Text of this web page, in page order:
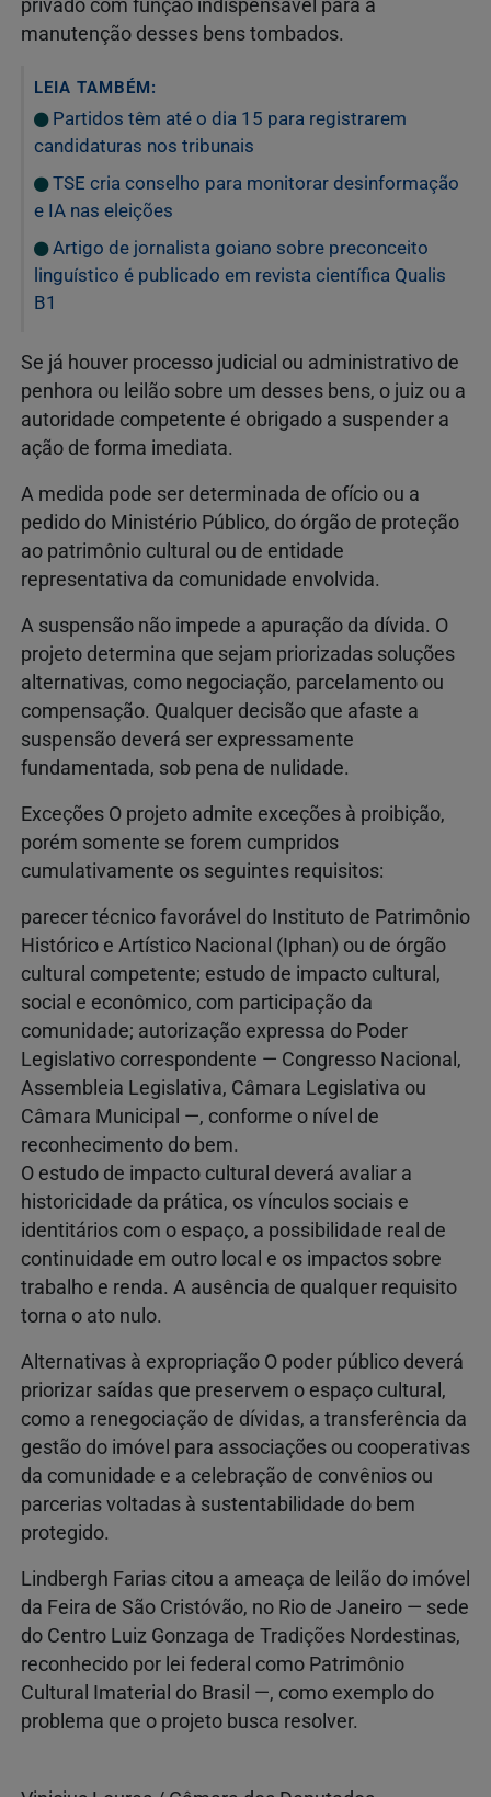
privado com função indispensável para a
manutenção desses bens tombados.
LEIA TAMBÉM:
Partidos têm até o dia 15 para registrarem
candidaturas nos tribunais
TSE cria conselho para monitorar desinformação
e IA nas eleições
Artigo de jornalista goiano sobre preconceito
linguístico é publicado em revista científica Qualis
B1
Se já houver processo judicial ou administrativo de
penhora ou leilão sobre um desses bens, o juiz ou a
autoridade competente é obrigado a suspender a
ação de forma imediata.
A medida pode ser determinada de ofício ou a
pedido do Ministério Público, do órgão de proteção
ao patrimônio cultural ou de entidade
representativa da comunidade envolvida.
A suspensão não impede a apuração da dívida. O
projeto determina que sejam priorizadas soluções
alternativas, como negociação, parcelamento ou
compensação. Qualquer decisão que afaste a
suspensão deverá ser expressamente
fundamentada, sob pena de nulidade.
Exceções O projeto admite exceções à proibição,
porém somente se forem cumpridos
cumulativamente os seguintes requisitos:
parecer técnico favorável do Instituto de Patrimônio
Histórico e Artístico Nacional (Iphan) ou de órgão
cultural competente; estudo de impacto cultural,
social e econômico, com participação da
comunidade; autorização expressa do Poder
Legislativo correspondente — Congresso Nacional,
Assembleia Legislativa, Câmara Legislativa ou
Câmara Municipal —, conforme o nível de
reconhecimento do bem.
O estudo de impacto cultural deverá avaliar a
historicidade da prática, os vínculos sociais e
identitários com o espaço, a possibilidade real de
continuidade em outro local e os impactos sobre
trabalho e renda. A ausência de qualquer requisito
torna o ato nulo.
Alternativas à expropriação O poder público deverá
priorizar saídas que preservem o espaço cultural,
como a renegociação de dívidas, a transferência da
gestão do imóvel para associações ou cooperativas
da comunidade e a celebração de convênios ou
parcerias voltadas à sustentabilidade do bem
protegido.
Lindbergh Farias citou a ameaça de leilão do imóvel
da Feira de São Cristóvão, no Rio de Janeiro — sede
do Centro Luiz Gonzaga de Tradições Nordestinas,
reconhecido por lei federal como Patrimônio
Cultural Imaterial do Brasil —, como exemplo do
problema que o projeto busca resolver.